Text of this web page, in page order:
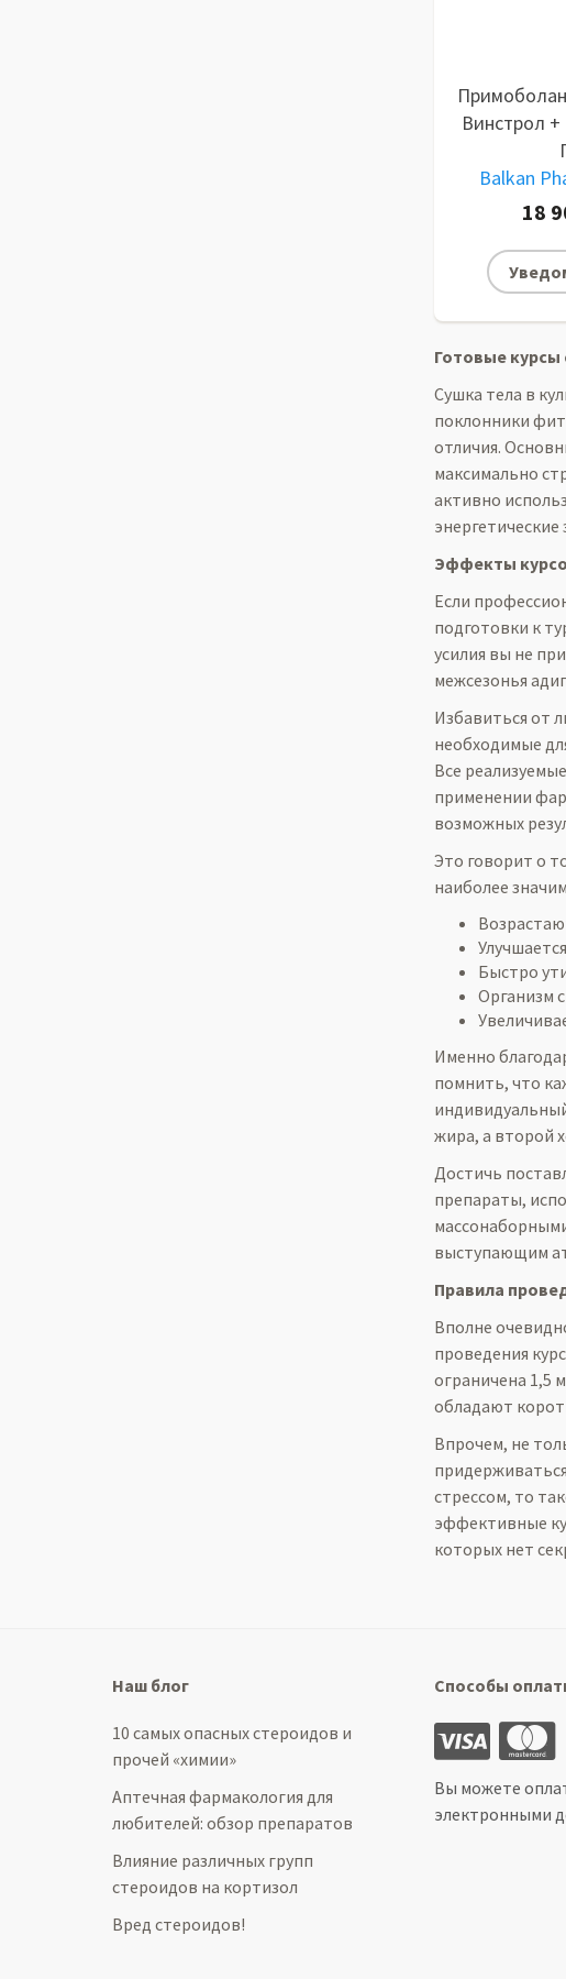
Винстрол
Balkan
18
Готовые курсы
Сушка тела в
поклонники
отличия.
максимально
активно
энергетические
Эффекты
Если
подготовки к
усилия вы не
межсезонья
Избавиться от
необходимые
Все
применении
возможных
Это говорит о
наиболее
Быстро
Организм
Именно
помнить, что
жира, а второй
Достичь
препараты,
выступающим
Правила
Вполне
проведения
ограничена 1,5
обладают
Впрочем, не
стрессом, то
эффективные
которых нет
Наш блог
10 самых опасных стероидов и
прочей «химии»
Аптечная фармакология для
любителей: обзор препаратов
Влияние различных групп
стероидов на кортизол
Вред стероидов!
Способы
Вы можете
электронными